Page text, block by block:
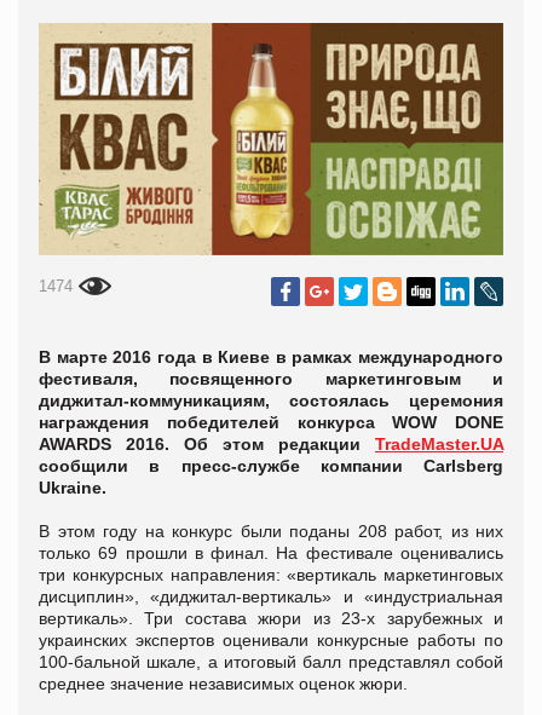
1474
В марте 2016 года в Киеве в рамках международного
фестиваля, посвященного маркетинговым и
диджитал-коммуникациям, состоялась церемония
награждения победителей конкурса WOW DONE
AWARDS 2016. Об этом редакции TradeMaster.UA
сообщили в пресс-службе компании Carlsberg
Ukraine.
В этом году на конкурс были поданы 208 работ, из них
только 69 прошли в финал. На фестивале оценивались
три конкурсных направления: «вертикаль маркетинговых
дисциплин», «диджитал-вертикаль» и «индустриальная
вертикаль». Три состава жюри из 23-х зарубежных и
украинских экспертов оценивали конкурсные работы по
100-бальной шкале, а итоговый балл представлял собой
среднее значение независимых оценок жюри.